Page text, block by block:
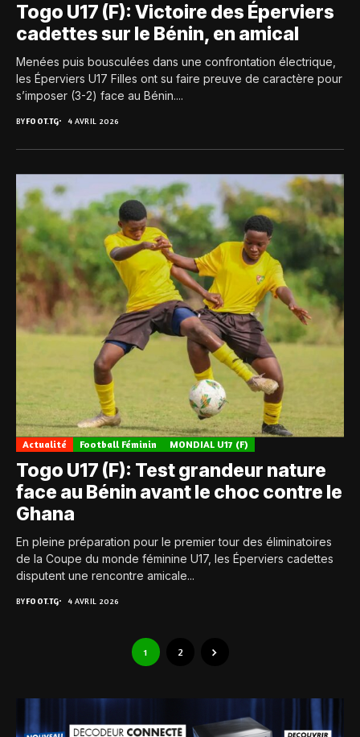
Togo U17 (F): Victoire des Éperviers
cadettes sur le Bénin, en amical
Menées puis bousculées dans une confrontation électrique,
les Éperviers U17 Filles ont su faire preuve de caractère pour
s’imposer (3-2) face au Bénin....
BYFOOT.TG 4 AVRIL 2026
Actualité Football Féminin MONDIAL U17 (F)
Togo U17 (F): Test grandeur nature
face au Bénin avant le choc contre le
Ghana
En pleine préparation pour le premier tour des éliminatoires
de la Coupe du monde féminine U17, les Éperviers cadettes
disputent une rencontre amicale...
BYFOOT.TG 4 AVRIL 2026
1 2